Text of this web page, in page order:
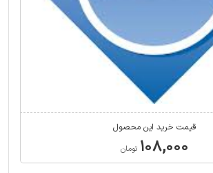
قیمت خرید این محصول
۱۰۸,۰۰۰ تومان